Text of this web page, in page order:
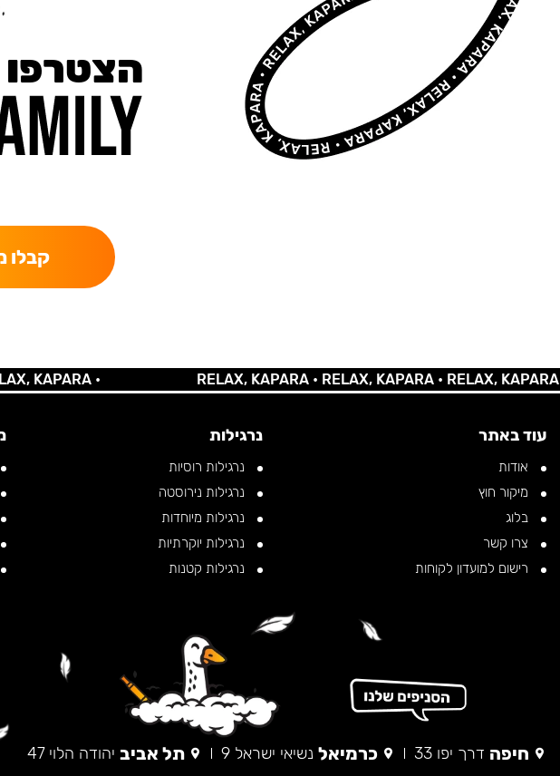
הצטרפו
קבלו
• RELAX, KAPARA •RELAX, KAPARA •RELAX, KAPARA •
עוד באתר
אודות
מיקור חוץ
בלוג
צרו קשר
רישום למועדון לקוחות
נרגילות
נרגילות רוסיות
נרגילות נירוסטה
נרגילות מיוחדות
נרגילות יוקרתיות
נרגילות קטנות
חיפה דרך יפו 33 כרמיאל נשיאי ישראל 9 תל אביב יהודה הלוי 47